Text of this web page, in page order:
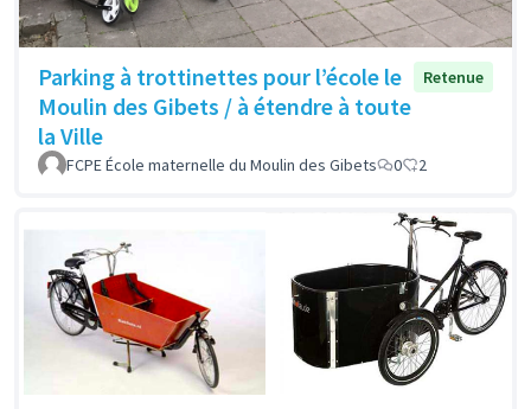
Parking à trottinettes pour l’école le
Moulin des Gibets / à étendre à toute
la Ville
Retenue
FCPE École maternelle du Moulin des Gibets 0 2